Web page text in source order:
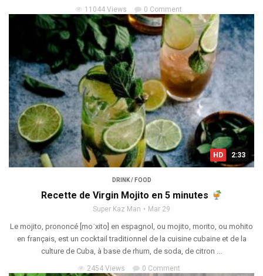
11044 Views 0 Comment
HD 2:33
DRINK / FOOD
Recette de Virgin Mojito en 5 minutes
Super Kaz Man Mar 29
Le mojito, prononcé [moˈxito] en espagnol, ou mojito, morito, ou mohito
en français, est un cocktail traditionnel de la cuisine cubaine et de la
culture de Cuba, à base de rhum, de soda, de citron ...
2454 Views 0 Comment